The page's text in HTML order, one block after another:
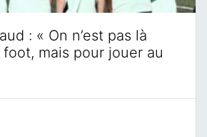
: « On n’est pas là
mais pour jouer au